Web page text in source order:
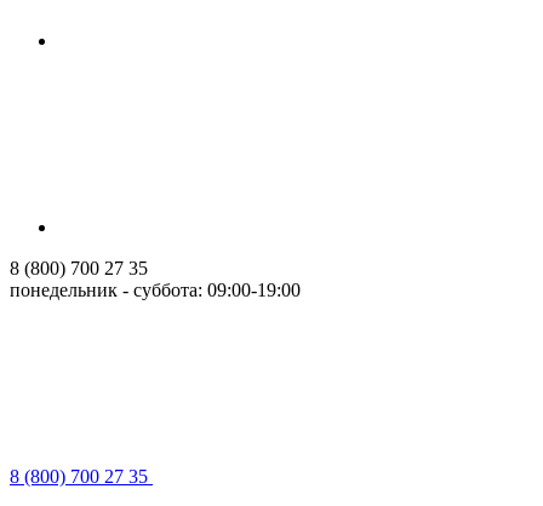
8 (800) 700 27 35
понедельник - суббота: 09:00-19:00
8 (800) 700 27 35